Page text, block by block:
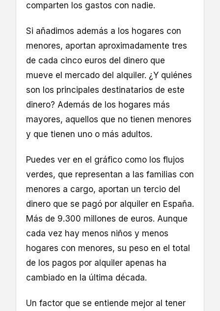
comparten los gastos con nadie.
Si añadimos además a los hogares con
menores, aportan aproximadamente tres
de cada cinco euros del dinero que
mueve el mercado del alquiler. ¿Y quiénes
son los principales destinatarios de este
dinero? Además de los hogares más
mayores, aquellos que no tienen menores
y que tienen uno o más adultos.
Puedes ver en el gráfico como los flujos
verdes, que representan a las familias con
menores a cargo, aportan un tercio del
dinero que se pagó por alquiler en España.
Más de 9.300 millones de euros. Aunque
cada vez hay menos niños y menos
hogares con menores, su peso en el total
de los pagos por alquiler apenas ha
cambiado en la última década.
Un factor que se entiende mejor al tener